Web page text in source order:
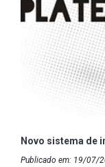
Novo sistema de
Publicado em: 19/07/